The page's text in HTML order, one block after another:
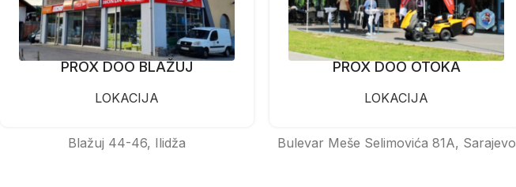
PROX DOO BLAŽUJ
LOKACIJA
Blažuj 44-46, Ilidža
PROX DOO OTOKA
LOKACIJA
Bulevar Meše Selimovića 81A, Sarajevo